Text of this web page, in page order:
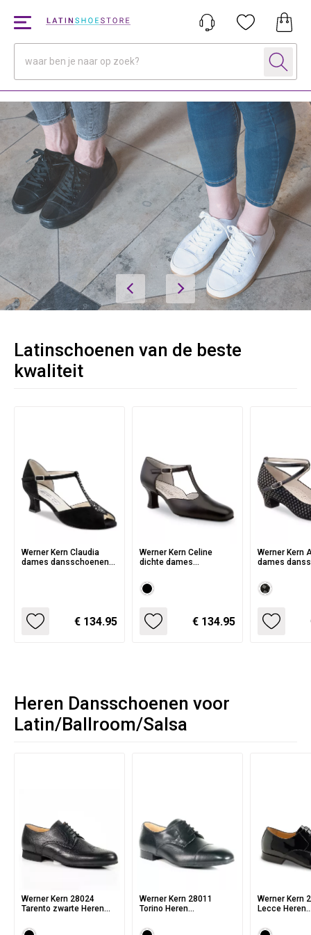
Latinschoenen van de beste
kwaliteit
Werner Kern Claudia
dames dansschoenen
€ 134.95
Werner Kern Celine
dichte dames
bandje en flare hakje -
comfort lijn
€ 134.95
Werner Kern
dames
Blokjes print
Heren Dansschoenen voor
Latin/Ballroom/Salsa
Werner Kern 28024
Tarento zwarte Heren
soepel Herten Leer
Werner Kern 28011
Torino Heren
zwart nappa Leer met
Werner Kern
Lecce Heren
zwart